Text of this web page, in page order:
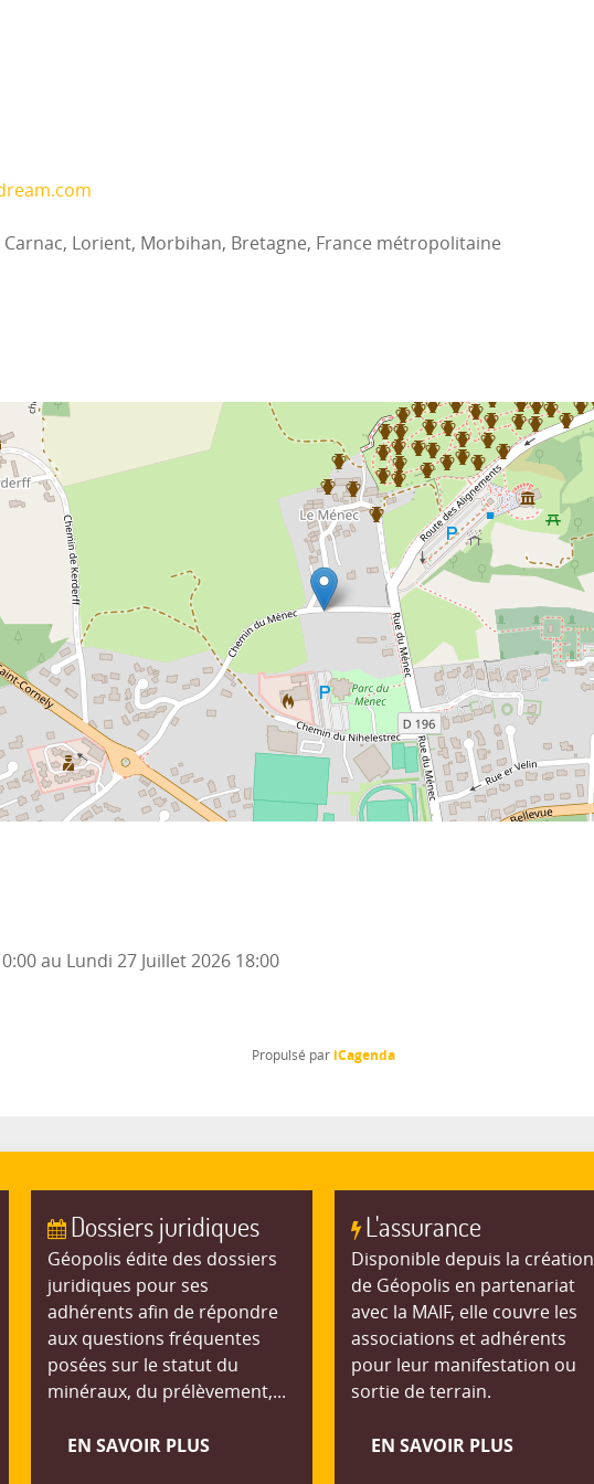
Carnac, Lorient, Morbihan, Bretagne, France métropolitaine
au Lundi 27 Juillet 2026 18:00
Propulsé par iCagenda
Dossiers juridiques
Géopolis édite des dossiers
juridiques pour ses
adhérents afin de répondre
aux questions fréquentes
posées sur le statut du
minéraux, du prélèvement,...
EN SAVOIR PLUS
L'assurance
Disponible depuis la création
de Géopolis en partenariat
avec la MAIF, elle couvre les
associations et adhérents
pour leur manifestation ou
sortie de terrain.
EN SAVOIR PLUS